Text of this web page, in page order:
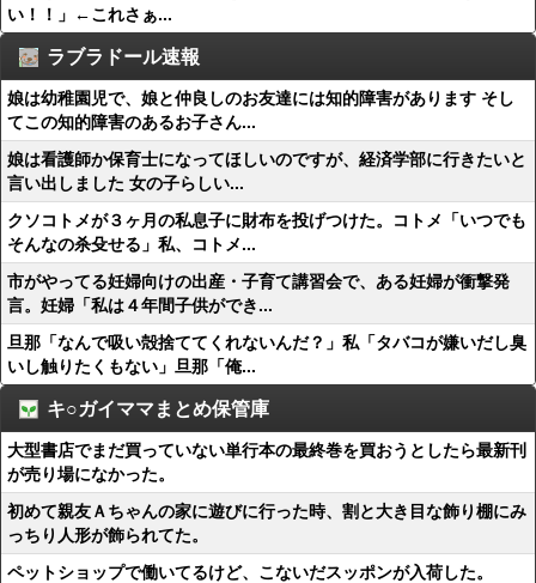
い！！」←これさぁ...
ラブラドール速報
娘は幼稚園児で、娘と仲良しのお友達には知的障害があります そし
てこの知的障害のあるお子さん...
娘は看護師か保育士になってほしいのですが、経済学部に行きたいと
言い出しました 女の子らしい...
クソコトメが３ヶ月の私息子に財布を投げつけた。コトメ「いつでも
そんなの杀殳せる」私、コトメ...
市がやってる妊婦向けの出産・子育て講習会で、ある妊婦が衝撃発
言。妊婦「私は４年間子供ができ...
旦那「なんで吸い殻捨ててくれないんだ？」私「タバコが嫌いだし臭
いし触りたくもない」旦那「俺...
キ○ガイママまとめ保管庫
大型書店でまだ買っていない単行本の最終巻を買おうとしたら最新刊
が売り場になかった。
初めて親友Ａちゃんの家に遊びに行った時、割と大き目な飾り棚にみ
っちり人形が飾られてた。
ペットショップで働いてるけど、こないだスッポンが入荷した。